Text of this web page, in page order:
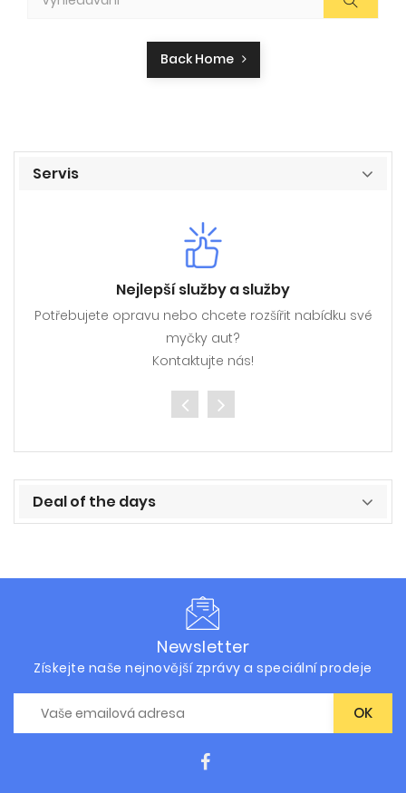
Back Home
Servis
Nejlepší služby a služby
Potřebujete opravu nebo chcete rozšířit nabídku své
myčky aut?
Kontaktujte nás!
Deal of the days
Newsletter
Získejte naše nejnovější zprávy a speciální prodeje